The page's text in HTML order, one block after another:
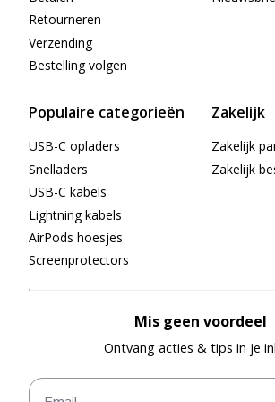
Retourneren
Verzending
Bestelling volgen
Populaire categorieën
USB-C opladers
Snelladers
USB-C kabels
Lightning kabels
AirPods hoesjes
Screenprotectors
Zakelijk
Zakelijk
Zakelijk
Mis geen voordeel
Ontvang acties & tips in je